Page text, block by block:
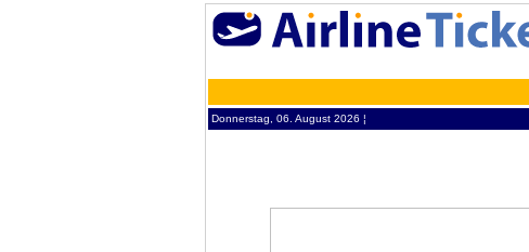
Donnerstag, 06. August 2026 ¦